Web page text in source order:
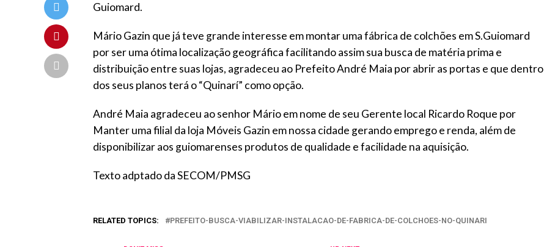
Guiomard.
Mário Gazin que já teve grande interesse em montar uma fábrica de colchões em S.Guiomard
por ser uma ótima localização geográfica facilitando assim sua busca de matéria prima e
distribuição entre suas lojas, agradeceu ao Prefeito André Maia por abrir as portas e que dentro
dos seus planos terá o “Quinarí” como opção.
André Maia agradeceu ao senhor Mário em nome de seu Gerente local Ricardo Roque por
Manter uma filial da loja Móveis Gazin em nossa cidade gerando emprego e renda, além de
disponibilizar aos guiomarenses produtos de qualidade e facilidade na aquisição.
Texto adptado da SECOM/PMSG
RELATED TOPICS: PREFEITO-BUSCA-VIABILIZAR-INSTALACAO-DE-FABRICA-DE-COLCHOES-NO-QUINARI